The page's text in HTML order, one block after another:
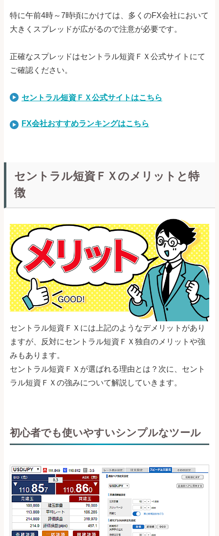
特に午前4時～7時頃にかけては、多くのFX会社において
大きくスプレッドが広がるので注意が必要です。
正確なスプレッドはセントラル短資ＦＸ公式サイトにて
ご確認ください。
セントラル短資ＦＸ公式サイトはこちら
FX会社おすすめランキングはこちら
セントラル短資ＦＸのメリットと特
徴
セントラル短資ＦＸには上記のようなデメリットがあり
ますが、反対にセントラル短資ＦＸ独自のメリットや強
みもあります。
セントラル短資ＦＸが選ばれる理由とは？次に、セント
ラル短資ＦＸの強みについて解説していきます。
初心者でも使いやすいシンプルなツール